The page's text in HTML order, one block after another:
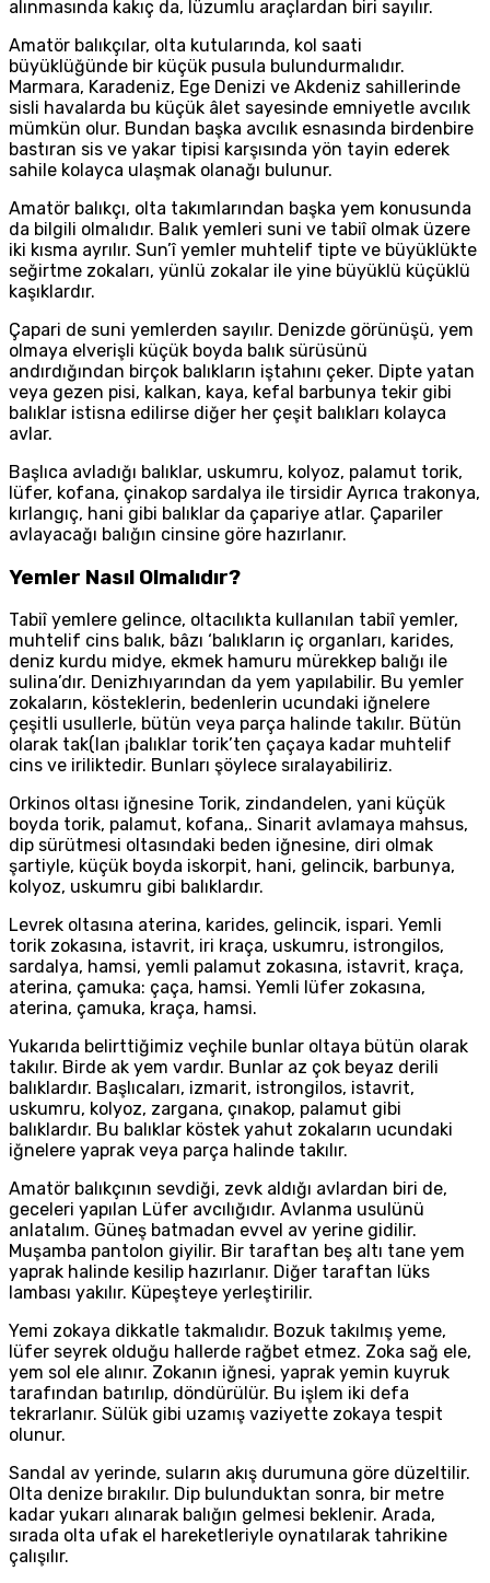
alınmasında kakıç da, lüzumlu araçlardan biri sayılır.
Amatör balıkçılar, olta kutularında, kol saati
büyüklüğünde bir küçük pusula bulundurmalıdır.
Marmara, Karadeniz, Ege Denizi ve Akdeniz sahillerinde
sisli havalarda bu küçük âlet sayesinde emniyetle avcılık
mümkün olur. Bundan başka avcılık esnasında birdenbire
bastıran sis ve yakar tipisi karşısında yön tayin ederek
sahile kolayca ulaşmak olanağı bulunur.
Amatör balıkçı, olta takımlarından başka yem konusunda
da bilgili olmalıdır. Balık yemleri suni ve tabiî olmak üzere
iki kısma ayrılır. Sun’î yemler muhtelif tipte ve büyüklükte
seğirtme zokaları, yünlü zokalar ile yine büyüklü küçüklü
kaşıklardır.
Çapari de suni yemlerden sayılır. Denizde görünüşü, yem
olmaya elverişli küçük boyda balık sürüsünü
andırdığından birçok balıkların iştahını çeker. Dipte yatan
veya gezen pisi, kalkan, kaya, kefal barbunya tekir gibi
balıklar istisna edilirse diğer her çeşit balıkları kolayca
avlar.
Başlıca avladığı balıklar, uskumru, kolyoz, palamut torik,
lüfer, kofana, çinakop sardalya ile tirsidir Ayrıca trakonya,
kırlangıç, hani gibi balıklar da çapariye atlar. Çapariler
avlayacağı balığın cinsine göre hazırlanır.
Yemler Nasıl Olmalıdır?
Tabiî yemlere gelince, oltacılıkta kullanılan tabiî yemler,
muhtelif cins balık, bâzı ‘balıkların iç organları, karides,
deniz kurdu midye, ekmek hamuru mürekkep balığı ile
sulina’dır. Denizhıyarından da yem yapılabilir. Bu yemler
zokaların, kösteklerin, bedenlerin ucundaki iğnelere
çeşitli usullerle, bütün veya parça halinde takılır. Bütün
olarak tak(lan ¡balıklar torik’ten çaçaya kadar muhtelif
cins ve iriliktedir. Bunları şöylece sıralayabiliriz.
Orkinos oltası iğnesine Torik, zindandelen, yani küçük
boyda torik, palamut, kofana,. Sinarit avlamaya mahsus,
dip sürütmesi oltasındaki beden iğnesine, diri olmak
şartiyle, küçük boyda iskorpit, hani, gelincik, barbunya,
kolyoz, uskumru gibi balıklardır.
Levrek oltasına aterina, karides, gelincik, ispari. Yemli
torik zokasına, istavrit, iri kraça, uskumru, istrongilos,
sardalya, hamsi, yemli palamut zokasına, istavrit, kraça,
aterina, çamuka: çaça, hamsi. Yemli lüfer zokasına,
aterina, çamuka, kraça, hamsi.
Yukarıda belirttiğimiz veçhile bunlar oltaya bütün olarak
takılır. Birde ak yem vardır. Bunlar az çok beyaz derili
balıklardır. Başlıcaları, izmarit, istrongilos, istavrit,
uskumru, kolyoz, zargana, çınakop, palamut gibi
balıklardır. Bu balıklar köstek yahut zokaların ucundaki
iğnelere yaprak veya parça halinde takılır.
Amatör balıkçının sevdiği, zevk aldığı avlardan biri de,
geceleri yapılan Lüfer avcılığıdır. Avlanma usulünü
anlatalım. Güneş batmadan evvel av yerine gidilir.
Muşamba pantolon giyilir. Bir taraftan beş altı tane yem
yaprak halinde kesilip hazırlanır. Diğer taraftan lüks
lambası yakılır. Küpeşteye yerleştirilir.
Yemi zokaya dikkatle takmalıdır. Bozuk takılmış yeme,
lüfer seyrek olduğu hallerde rağbet etmez. Zoka sağ ele,
yem sol ele alınır. Zokanın iğnesi, yaprak yemin kuyruk
tarafından batırılıp, döndürülür. Bu işlem iki defa
tekrarlanır. Sülük gibi uzamış vaziyette zokaya tespit
olunur.
Sandal av yerinde, suların akış durumuna göre düzeltilir.
Olta denize bırakılır. Dip bulunduktan sonra, bir metre
kadar yukarı alınarak balığın gelmesi beklenir. Arada,
sırada olta ufak el hareketleriyle oynatılarak tahrikine
çalışılır.